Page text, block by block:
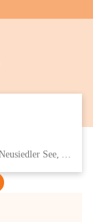
Eisenstädter Straße 18, 7091 Breitenbrunn am Neusiedler See, AUT